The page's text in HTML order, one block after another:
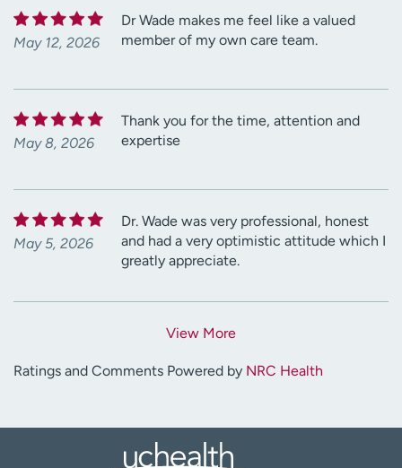
May 12, 2026
Dr Wade makes me feel like a valued
member of my own care team.
May 8, 2026
Thank you for the time, attention and
expertise
May 5, 2026
Dr. Wade was very professional, honest
and had a very optimistic attitude which I
greatly appreciate.
View More
Ratings and Comments Powered by NRC Health